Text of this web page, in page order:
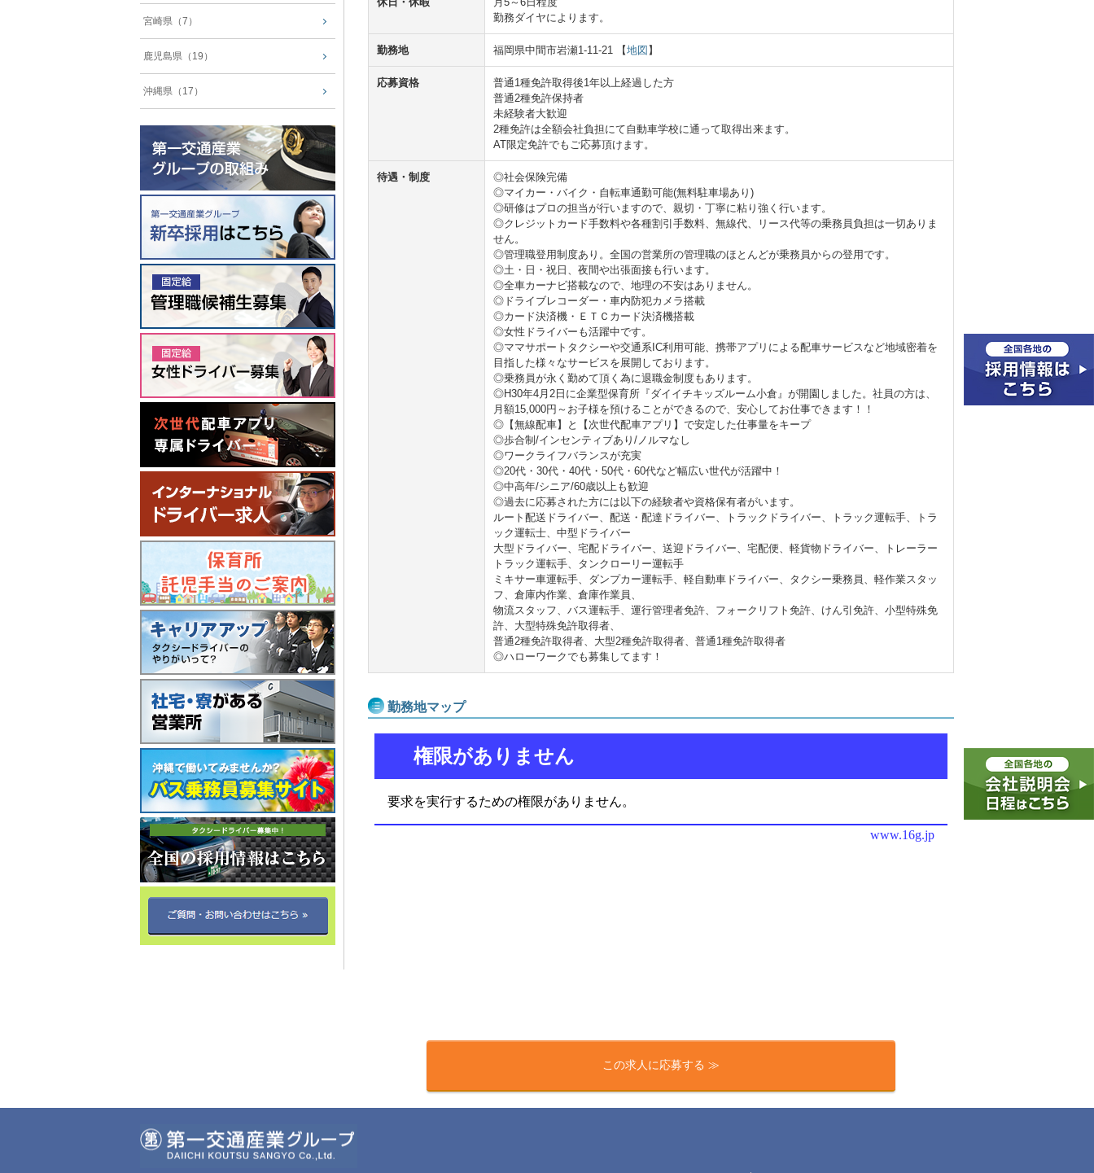
勤務ダイヤによります。
勤務地 福岡県中間市岩瀬1-11‐21 【地図 】
応募資格
普通1種免許取得後1年以上経過した方
普通2種免許保持者
未経験者大歓迎
2種免許は全額会社負担にて自動車学校に通って取得出来ます。
AT限定免許でもご応募頂けます。
待遇・制度
◎社会保険完備
◎マイカー・バイク・自転車通勤可能(無料駐車場あり)
◎研修はプロの担当が行いますので、親切・丁寧に粘り強く行います。
◎クレジットカード手数料や各種割引手数料、無線代、リース代等の乗務員負担は一切ありま
せん。
◎管理職登用制度あり。全国の営業所の管理職のほとんどが乗務員からの登用です。
◎土・日・祝日、夜間や出張面接も行います。
◎全車カーナビ搭載なので、地理の不安はありません。
◎ドライブレコーダー・車内防犯カメラ搭載
◎カード決済機・ＥＴＣカード決済機搭載
◎女性ドライバーも活躍中です。
◎ママサポートタクシーや交通系IC利用可能、携帯アプリによる配車サービスなど地域密着を
目指した様々なサービスを展開しております。
◎乗務員が永く勤めて頂く為に退職金制度もあります。
◎H30年4月2日に企業型保育所『ダイイチキッズルーム小倉』が開園しました。社員の方は、
月額15,000円～お子様を預けることができるので、安心してお仕事できます！！
◎【無線配車】と【次世代配車アプリ】で安定した仕事量をキープ
◎歩合制/インセンティブあり/ノルマなし
◎ワークライフバランスが充実
◎20代・30代・40代・50代・60代など幅広い世代が活躍中！
◎中高年/シニア/60歳以上も歓迎
◎過去に応募された方には以下の経験者や資格保有者がいます。
ルート配送ドライバー、配送・配達ドライバー、トラックドライバー、トラック運転手、トラ
ック運転士、中型ドライバー
大型ドライバー、宅配ドライバー、送迎ドライバー、宅配便、軽貨物ドライバー、トレーラー
トラック運転手、タンクローリー運転手
ミキサー車運転手、ダンプカー運転手、軽自動車ドライバー、タクシー乗務員、軽作業スタッ
フ、倉庫内作業、倉庫作業員、
物流スタッフ、バス運転手、運行管理者免許、フォークリフト免許、けん引免許、小型特殊免
許、大型特殊免許取得者、
普通2種免許取得者、大型2種免許取得者、普通1種免許取得者
◎ハローワークでも募集してます！
勤務地マップ
この求人に応募する ≫
宮崎県（7）
鹿児島県（19）
沖縄県（17）